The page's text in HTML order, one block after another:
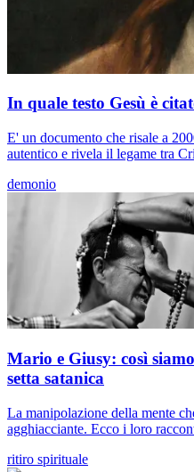
In quale testo Gesù è
E' un documento che risale a
autentico e rivela il legame tra
demonio
Mario e Giusy: così
setta satanica
La manipolazione della mente
agghiacciante. Ecco i loro
ritiro spirituale